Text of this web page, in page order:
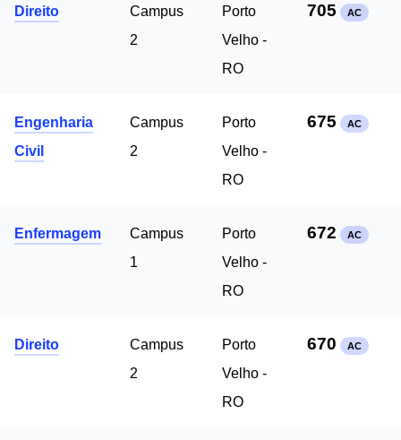
Direito
Campus
2
Porto
Velho -
RO
705 AC
Engenharia
Civil
Campus
2
Porto
Velho -
RO
675 AC
Enfermagem
Campus
1
Porto
Velho -
RO
672 AC
Direito
Campus
2
Porto
Velho -
RO
670 AC